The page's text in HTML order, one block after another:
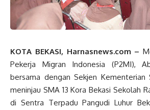
KOTA BEKASI, Harnasnews.com –
Pekerja Migran Indonesia (P2MI),
bersama dengan Sekjen Kementerian
meninjau SMA 13 Kora Bekasi Sekolah
di Sentra Terpadu Pangudi Luhur